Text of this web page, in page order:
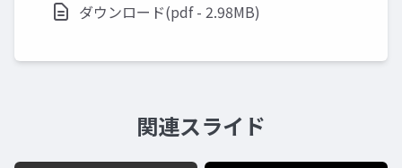
ダウンロード(pdf - 2.98MB)
関連スライド